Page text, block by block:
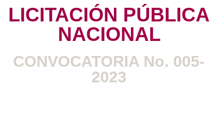
LICITACIÓN PÚBLICA
NACIONAL
CONVOCATORIA No. 005-
2023